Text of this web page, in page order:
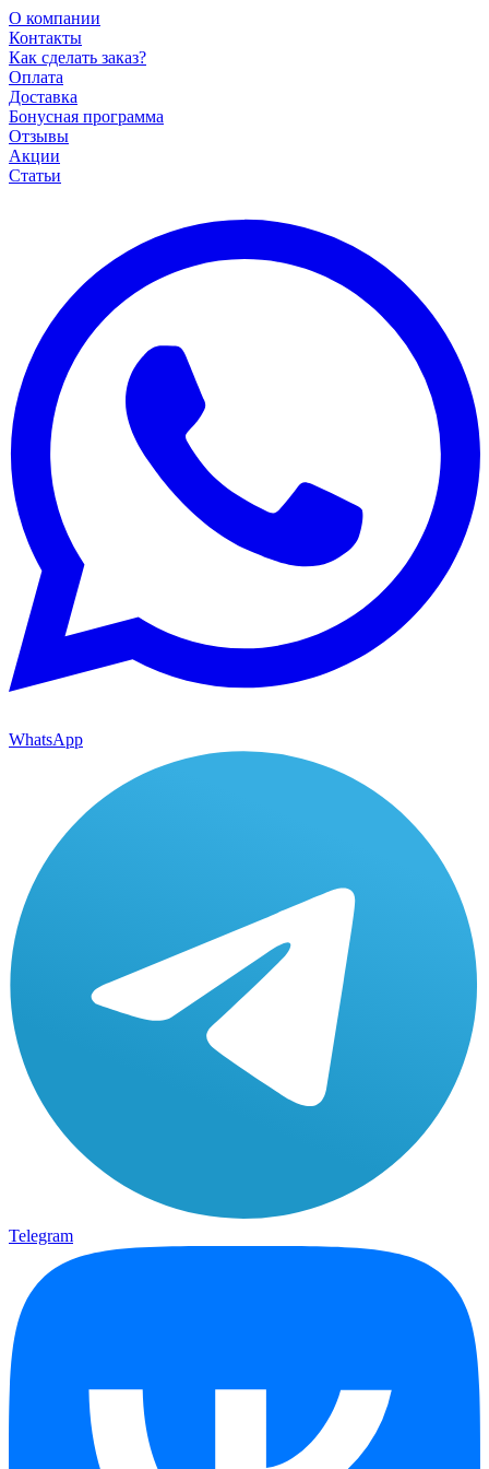
О компании
Контакты
Как сделать заказ?
Оплата
Доставка
Бонусная программа
Отзывы
Акции
Статьи
WhatsApp
Telegram